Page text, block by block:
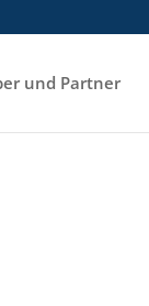
und Partner